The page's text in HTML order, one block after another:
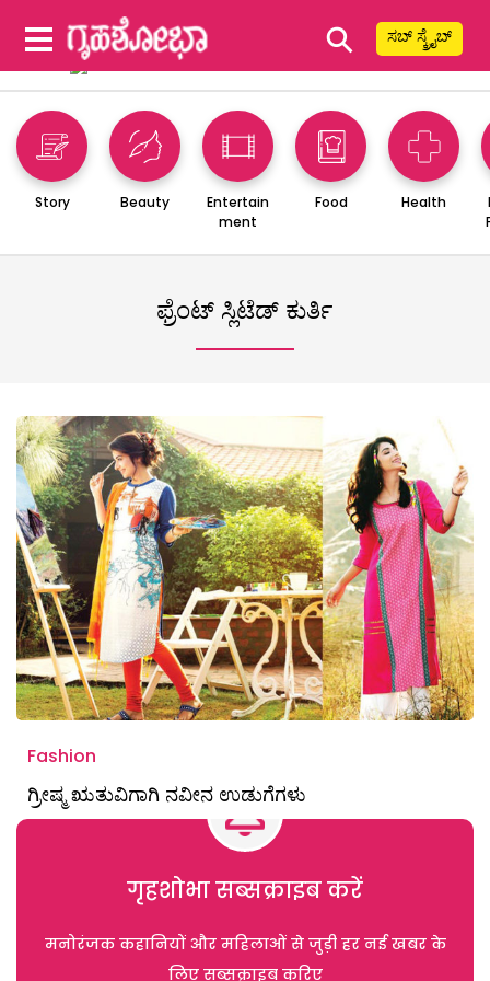
⚲ ಸಬ್ ಸ್ಕ್ರೈಬ್
Story Beauty
Entertain
ment
Food Health
ಫ್ರೆಂಟ್ ಸ್ಲಿಟೆಡ್ ಕುರ್ತಿ
Fashion
ಗ್ರೀಷ್ಮ ಋತುವಿಗಾಗಿ ನವೀನ ಉಡುಗೆಗಳು
गृहशोभा सब्सक्राइब करें
मनोरंजक कहानियों और महिलाओं से जुड़ी हर नई खबर के
लिए सब्सक्राइब करिए